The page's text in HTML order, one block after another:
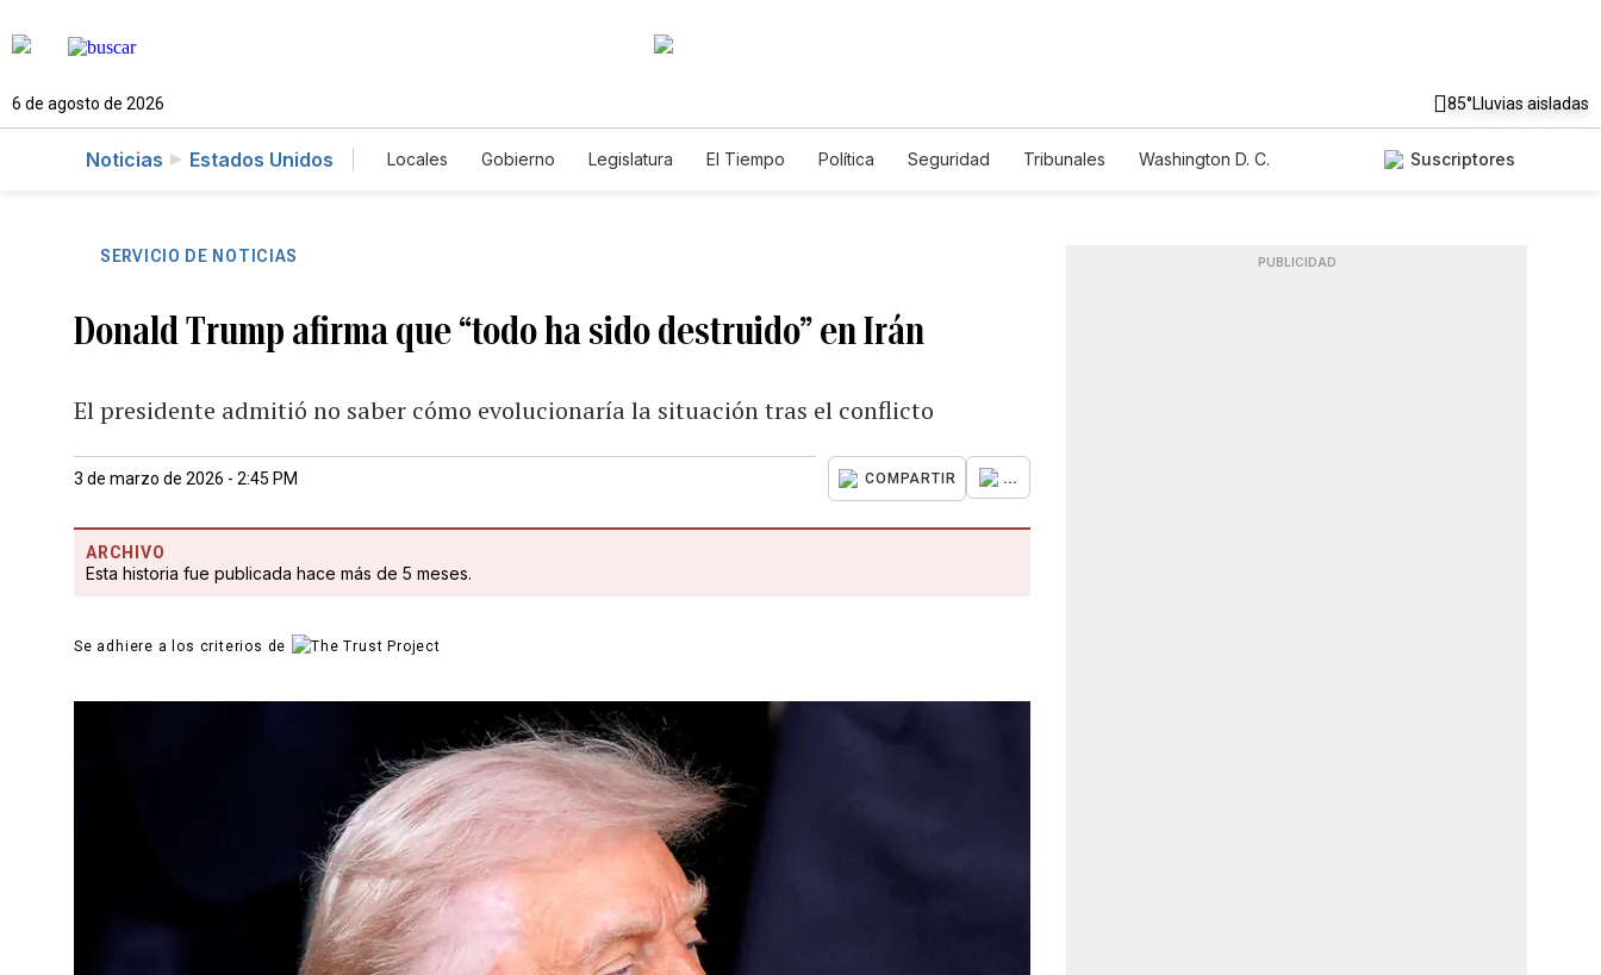
6 de agosto de 2026 85°Lluvias aisladas
Noticias Estados Unidos Locales Gobierno Legislatura El Tiempo Política Seguridad Tribunales
Washington D. C.
Suscriptores
SERVICIO DE NOTICIAS
Donald Trump afirma que “todo ha sido destruido” en Irán
El presidente admitió no saber cómo evolucionaría la situación tras el conflicto
3 de marzo de 2026 - 2:45 PM COMPARTIR ...
ARCHIVO
Esta historia fue publicada hace más de 5 meses.
Se adhiere a los criterios de
PUBLICIDAD